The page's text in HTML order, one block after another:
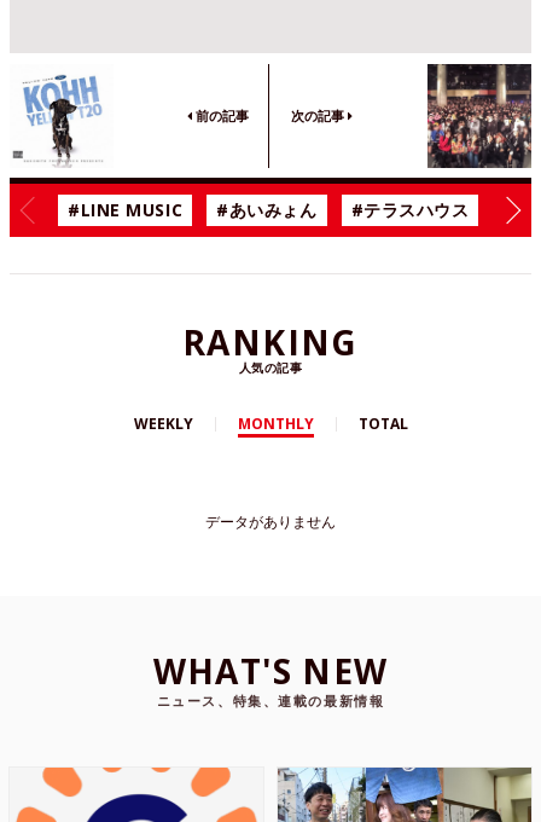
前の記事 次の記事
#LINE MUSIC #あいみょん #テラスハウス #
RANKING
人気の記事
WEEKLY MONTHLY TOTAL
データがありません
WHAT'S NEW
ニュース、特集、連載の最新情報